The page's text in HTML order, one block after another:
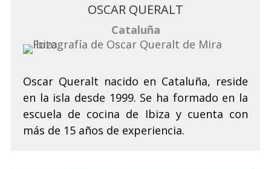
OSCAR QUERALT
Cataluña
Oscar Queralt nacido en Cataluña, reside
en la isla desde 1999. Se ha formado en la
escuela de cocina de Ibiza y cuenta con
más de 15 años de experiencia.